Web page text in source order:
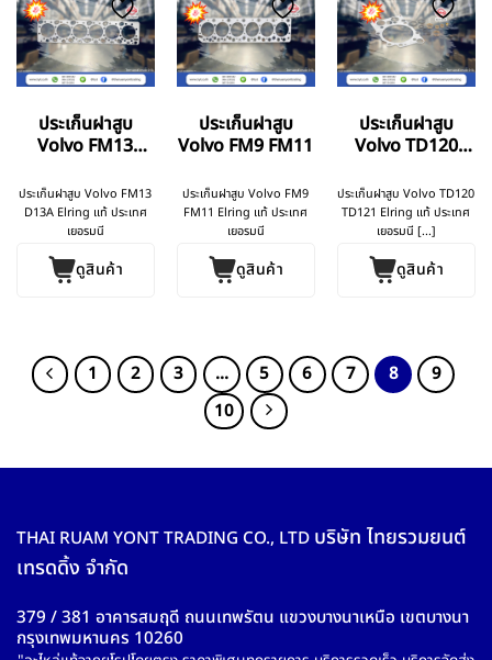
ประเก็นฝาสูบ
Volvo FM13
ประเก็นฝาสูบ Volvo FM13
D13A Elring แท้ ประเทศ
เยอรมนี
ดูสินค้า
ประเก็นฝาสูบ
Volvo FM9 FM11
ประเก็นฝาสูบ Volvo FM9
FM11 Elring แท้ ประเทศ
เยอรมนี
ดูสินค้า
ประเก็นฝาสูบ
Volvo TD120
ประเก็นฝาสูบ Volvo TD120
TD121 Elring แท้ ประเทศ
เยอรมนี [...]
ดูสินค้า
1 2 3 … 5 6 7 8
9
10
THAI RUAM YONT TRADING CO., LTD บริษัท ไทยรวมยนต์
เทรดดิ้ง จำกัด
379 / 381 อาคารสมฤดี ถนนเทพรัตน แขวงบางนาเหนือ เขตบางนา
กรุงเทพมหานคร 10260